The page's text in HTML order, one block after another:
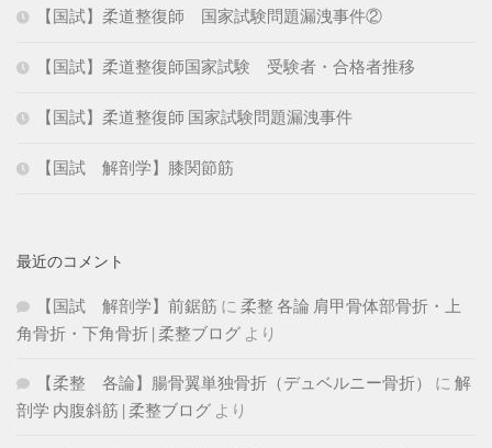
【国試】柔道整復師 国家試験問題漏洩事件②
【国試】柔道整復師国家試験 受験者・合格者推移
【国試】柔道整復師 国家試験問題漏洩事件
【国試 解剖学】膝関節筋
最近のコメント
【国試 解剖学】前鋸筋 に 柔整 各論 肩甲骨体部骨折・上
角骨折・下角骨折 | 柔整ブログ より
【柔整 各論】腸骨翼単独骨折（デュベルニー骨折） に 解
剖学 内腹斜筋 | 柔整ブログ より